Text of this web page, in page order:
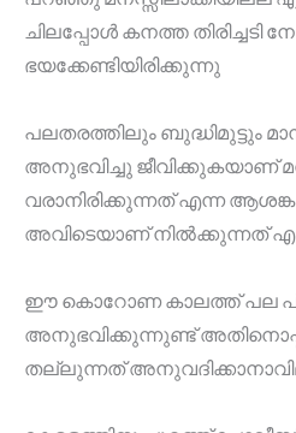
ചിലപ്പോൾ കനത്ത തിരിച്ചടി
ഭയക്കേണ്ടിയിരിക്കുന്നു
പലതരത്തിലും ബുദ്ധിമുട്ടും
അനുഭവിച്ചു ജീവിക്കുകയാണ്
വരാനിരിക്കുന്നത് എന്ന ആശങ്ക
അവിടെയാണ് നിൽക്കുന്നത്
ഈ കൊറോണ കാലത്ത് പല
അനുഭവിക്കുന്നുണ്ട്
തല്ലുന്നത്